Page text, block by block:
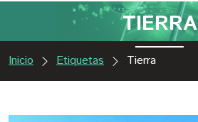
TIERRA
Inicio Etiquetas Tierra